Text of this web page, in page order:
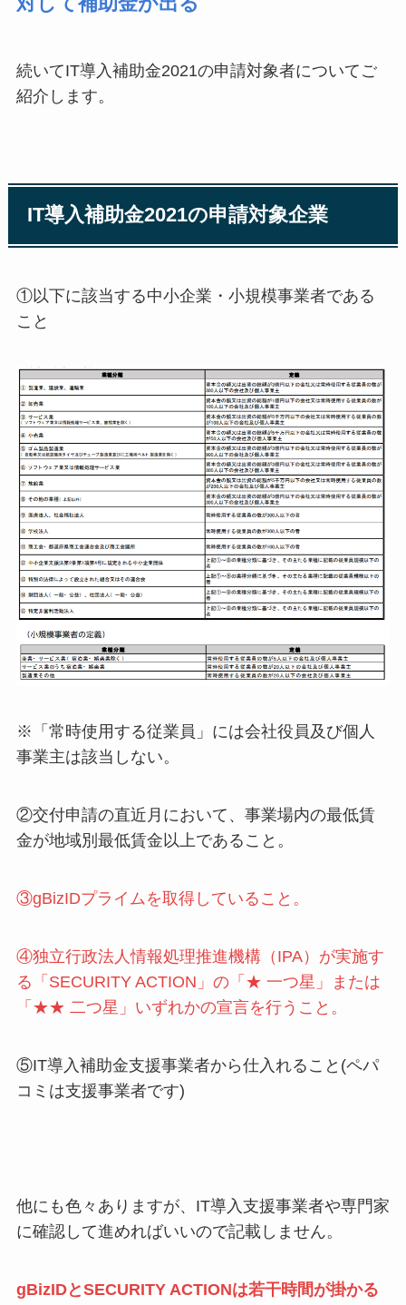
続いてIT導入補助金2021の申請対象者についてご
紹介します。
IT導入補助金2021の申請対象企業
①以下に該当する中小企業・小規模事業者である
こと
※「常時使用する従業員」には会社役員及び個人
事業主は該当しない。
②交付申請の直近月において、事業場内の最低賃
金が地域別最低賃金以上であること。
③gBizIDプライムを取得していること。
④独立行政法人情報処理推進機構（IPA）が実施す
る「SECURITY ACTION」の「★ 一つ星」または
「★★ 二つ星」いずれかの宣言を行うこと。
⑤IT導入補助金支援事業者から仕入れること(ペパ
コミは支援事業者です)
他にも色々ありますが、IT導入支援事業者や専門家
に確認して進めればいいので記載しません。
gBizIDとSECURITY ACTIONは若干時間が掛かる